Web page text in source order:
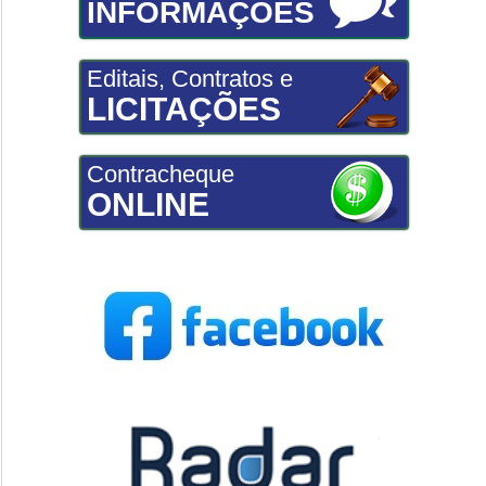
INFORMAÇÕES
Editais, Contratos e
LICITAÇÕES
Contracheque
ONLINE